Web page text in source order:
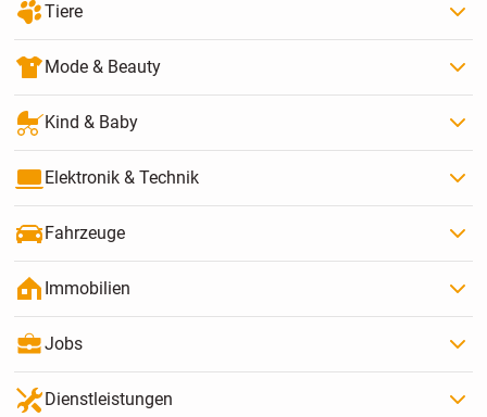
Tiere
Mode & Beauty
Kind & Baby
Elektronik & Technik
Fahrzeuge
Immobilien
Jobs
Dienstleistungen